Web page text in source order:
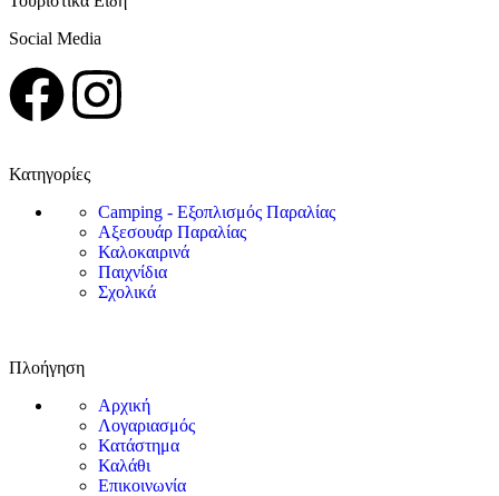
Social Media
Κατηγορίες
Camping - Εξοπλισμός Παραλίας
Αξεσουάρ Παραλίας
Καλοκαιρινά
Παιχνίδια
Σχολικά
Πλοήγηση
Αρχική
Λογαριασμός
Κατάστημα
Καλάθι
Επικοινωνία